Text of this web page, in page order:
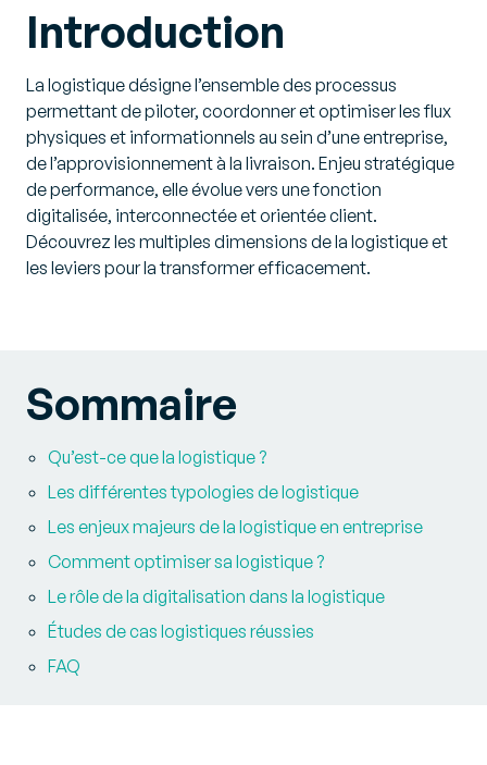
Introduction
La logistique désigne l’ensemble des processus
permettant de piloter, coordonner et optimiser les flux
physiques et informationnels au sein d’une entreprise,
de l’approvisionnement à la livraison. Enjeu stratégique
de performance, elle évolue vers une fonction
digitalisée, interconnectée et orientée client.
Découvrez les multiples dimensions de la logistique et
les leviers pour la transformer efficacement.
Sommaire
Qu’est-ce que la logistique ?
Les différentes typologies de logistique
Les enjeux majeurs de la logistique en entreprise
Comment optimiser sa logistique ?
Le rôle de la digitalisation dans la logistique
Études de cas logistiques réussies
FAQ